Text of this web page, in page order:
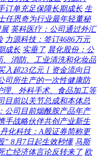
订单充足保障长期成长 生
任恩奇为行业最年轻董秘
英科医疗：公司通过外汇
力源科技：签订4686万元
成长 实垂了 晨化股份：公
消防、工业清洗和化妆品
入超23亿元丨资金流向日
司所生产的一次性健康防
、外科手术、食品加工等
目前以关节总成和本体总
公司目前烟酰胺产品年产
手战略伙伴共创产业新生
丹化科技：A股证券简称更
” 8月7日起生效秒懂 马斯
亡经济体言论反转来了 欧